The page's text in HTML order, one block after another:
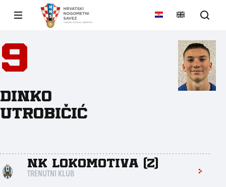
9
Dinko
Utrobičić
NK Lokomotiva (Z)
TRENUTNI KLUB